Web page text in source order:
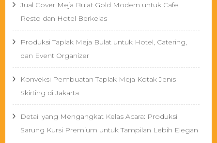
Jual Cover Meja Bulat Gold Modern untuk Cafe,
Resto dan Hotel Berkelas
Produksi Taplak Meja Bulat untuk Hotel, Catering,
dan Event Organizer
Konveksi Pembuatan Taplak Meja Kotak Jenis
Skirting di Jakarta
Detail yang Mengangkat Kelas Acara: Produksi
Sarung Kursi Premium untuk Tampilan Lebih Elegan